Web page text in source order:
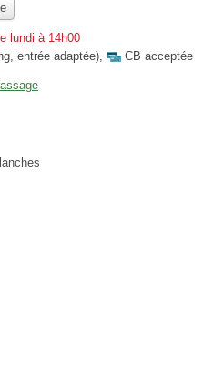
lundi à 14h00
entrée adaptée), CB acceptée